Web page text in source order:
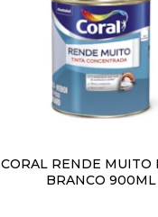
CORAL RENDE MUITO
BRANCO 900ML